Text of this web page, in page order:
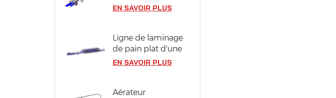
berlines compacts
EN SAVOIR PLUS
Ligne de laminage
de pain plat d'une
largeur de pâte de
EN SAVOIR PLUS
Aérateur